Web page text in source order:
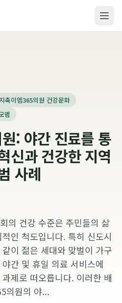
지축이엠365의원 건강문화
범
: 야간 진료를 통
신과 건강한 지역
사례
의 건강 수준은 주민들의 삶
인 척도입니다. 특히 신도시
이 젊은 세대와 맞벌이 가구
간 및 휴일 의료 서비스에
제로 떠오릅니다. 이러한 배
의원의 야...